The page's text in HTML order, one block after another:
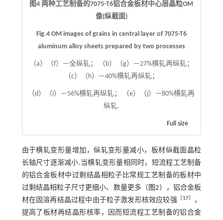
图4 两种工艺制备的7075-T6铝合金板材中心层晶粒OM
像(纵截面)
Fig.4 OM images of grains in central layer of 7075-T6
aluminum alloy sheets prepared by two processes
（a）（f）—全纵轧； （b）（g）—27%横轧再纵轧；
（c）（h）—40%横轧再纵轧；
（d）（i）—56%横轧再纵轧； （e）（j）—80%横轧再
纵轧.
Full size
由于横轧变形量增加，纵轧变形量减小，板材纵截面晶粒
长轴尺寸逐渐减小.当横轧变形量相同时，短流程工艺制备
的铝合金板材中过剩结晶相粒子比常规工艺制备的板材中
过剩结晶相粒子尺寸更细小、数量更多（ 图2），铝合金板
材在固溶再结晶过程中由于粒子激发形核效应较强
17
，
提高了板材再结晶形核率，因而短流程工艺制备的铝合金